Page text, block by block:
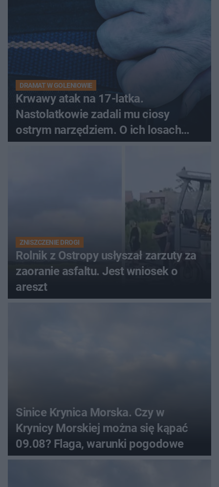
DRAMAT W GOLENIOWIE
Krwawy atak na 17-latka.
Nastolatkowie zadali mu ciosy
ostrym narzędziem. O ich losach
zdecyduje sąd rodzinny
ZNISZCZENIE DROGI
Rolnik z Ostropy usłyszał zarzuty za
zaoranie asfaltu. Jest wniosek o
areszt
Sinice Krynica Morska. Czy w
Krynicy Morskiej można się kąpać
09.08? Flaga, warunki pogodowe